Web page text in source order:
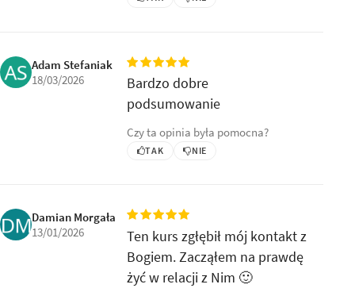
Adam Stefaniak
18/03/2026
Bardzo dobre
podsumowanie
Czy ta opinia była pomocna?
TAK NIE
Damian Morgała
13/01/2026
Ten kurs zgłębił mój kontakt z
Bogiem. Zacząłem na prawdę
żyć w relacji z Nim 🙂